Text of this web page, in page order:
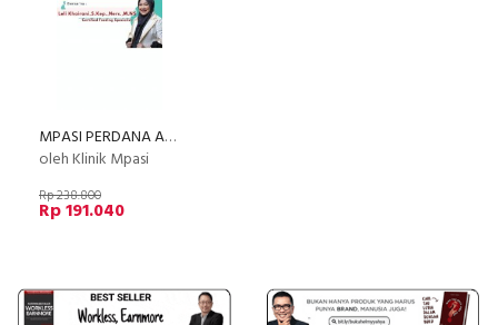
MPASI PERDANA ACADEMY (by Klinik MPASI)
oleh Klinik Mpasi
Rp 238.800
Rp 191.040